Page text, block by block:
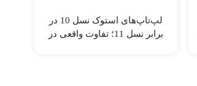
لپ‌تاپ‌های استوک نسل 10 در
برابر نسل 11؛ تفاوت واقعی در